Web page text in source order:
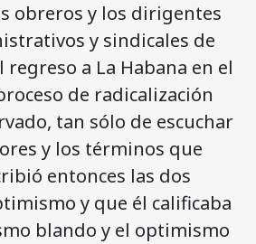
obreros y los dirigentes
y sindicales de
a La Habana en el
de radicalización
tan sólo de escuchar
y los términos que
entonces las dos
y que él calificaba
blando y el optimismo